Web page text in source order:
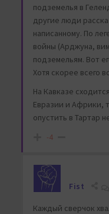
подземелья в
другие люди
написанному. По
войны (Арджуна,
подземельям. Вот
Хотя скорее всего
На Кавказе
Евразии и Африки,
опустить в Тартар
-4
Fist
Каждый сверчок